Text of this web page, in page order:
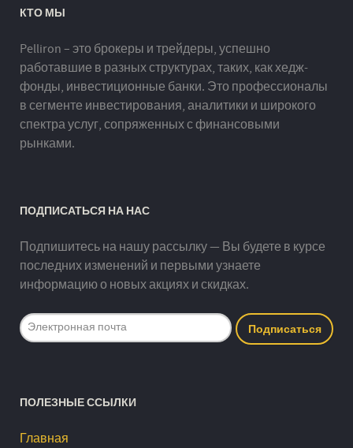
КТО МЫ
Pelliron – это брокеры и трейдеры, успешно
работавшие в разных структурах, таких, как хедж-
фонды, инвестиционные банки. Это профессионалы
в сегменте инвестирования, аналитики и широкого
спектра услуг, сопряженных с финансовыми
рынками.
ПОДПИСАТЬСЯ НА НАС
Подпишитесь на нашу рассылку — Вы будете в курсе
последних изменений и первыми узнаете
информацию о новых акциях и скидках.
ПОЛЕЗНЫЕ ССЫЛКИ
Главная